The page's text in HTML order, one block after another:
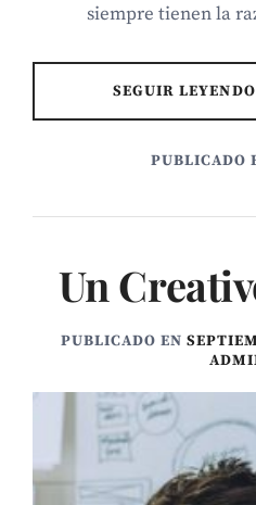
siempre tienen la
SEGUIR LEYENDO
PUBLICADO
Un
PUBLICADO EN